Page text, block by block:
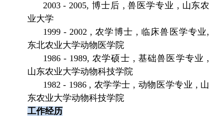
2003 - 2005,博士后 ,兽医学专业 , 山东农
业大学
1999 - 2002 ,农学博士 , 临床兽医学专业,
东北农业大学动物医学院
1986 - 1989,农学硕士 , 基础兽医学专业 ,
山东农业大学动物科技学院
1982 - 1986 , 农学学士 , 动物医学专业 , 山
东农业大学动物科技学院
工作经历